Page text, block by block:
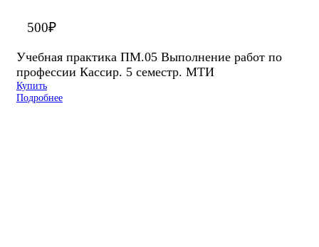
500₽
Учебная практика ПМ.05 Выполнение работ по
профессии Кассир. 5 семестр. МТИ
Купить
Подробнее